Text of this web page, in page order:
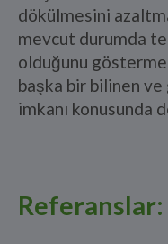
dökülmesini
mevcut durumda
olduğunu
başka bir bilinen
imkanı konusunda
Referanslar: